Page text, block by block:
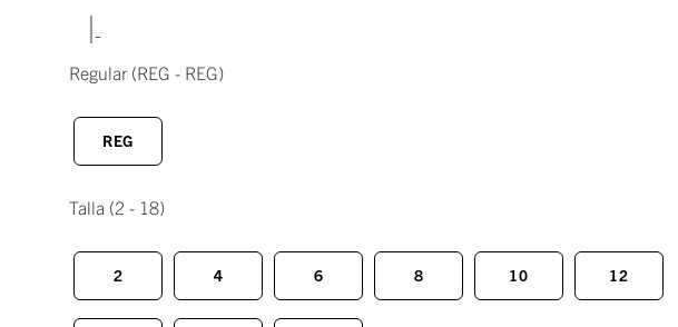
|
Regular (REG - REG)
REG
Talla (2 - 18)
2 4 6 8 10 12